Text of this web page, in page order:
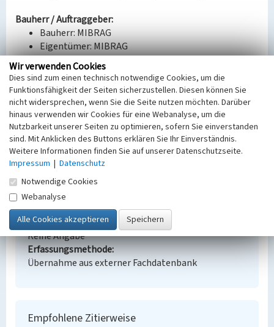
Bauherr / Auftraggeber:
Bauherr: MIBRAG
Eigentümer: MIBRAG
Ausführung: TAKRAF (Kombinat DDR)
BKM-Nummer:30100120
Zwischenförderer zum Absetzer 2020
Schlagwörter
Bergbaumaschine Absetzer (Bergbaugerät)
Ort
Lippendorf
Fachsicht(en)
Denkmalpflege
Erfassungsmaßstab
Keine Angabe
Erfassungsmethode
Übernahme aus externer Fachdatenbank
Empfohlene Zitierweise
Wir verwenden Cookies
Dies sind zum einen technisch notwendige Cookies, um die
Funktionsfähigkeit der Seiten sicherzustellen. Diesen können Sie
nicht widersprechen, wenn Sie die Seite nutzen möchten. Darüber
hinaus verwenden wir Cookies für eine Webanalyse, um die
Nutzbarkeit unserer Seiten zu optimieren, sofern Sie einverstanden
sind. Mit Anklicken des Buttons erklären Sie Ihr Einverständnis.
Weitere Informationen finden Sie auf unserer Datenschutzseite.
Impressum | Datenschutz
Notwendige Cookies
Webanalyse